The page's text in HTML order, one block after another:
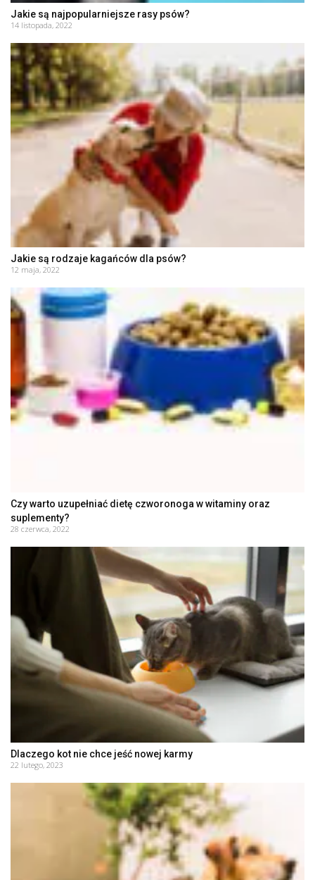
Jakie są najpopularniejsze rasy psów?
14 listopada, 2022
Jakie są rodzaje kagańców dla psów?
12 maja, 2022
Czy warto uzupełniać dietę czworonoga w witaminy oraz
suplementy?
28 czerwca, 2022
Dlaczego kot nie chce jeść nowej karmy
22 lutego, 2023